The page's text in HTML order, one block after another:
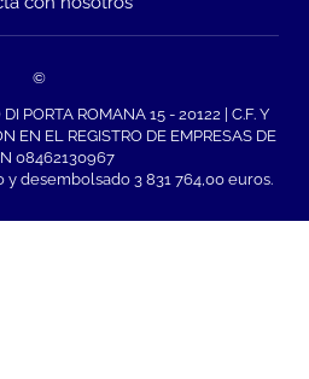
©
PORTA ROMANA 15 - 20122 | C.F. Y
EN EL REGISTRO DE EMPRESAS DE
08462130967
y desembolsado 3 831 764,00 euros.